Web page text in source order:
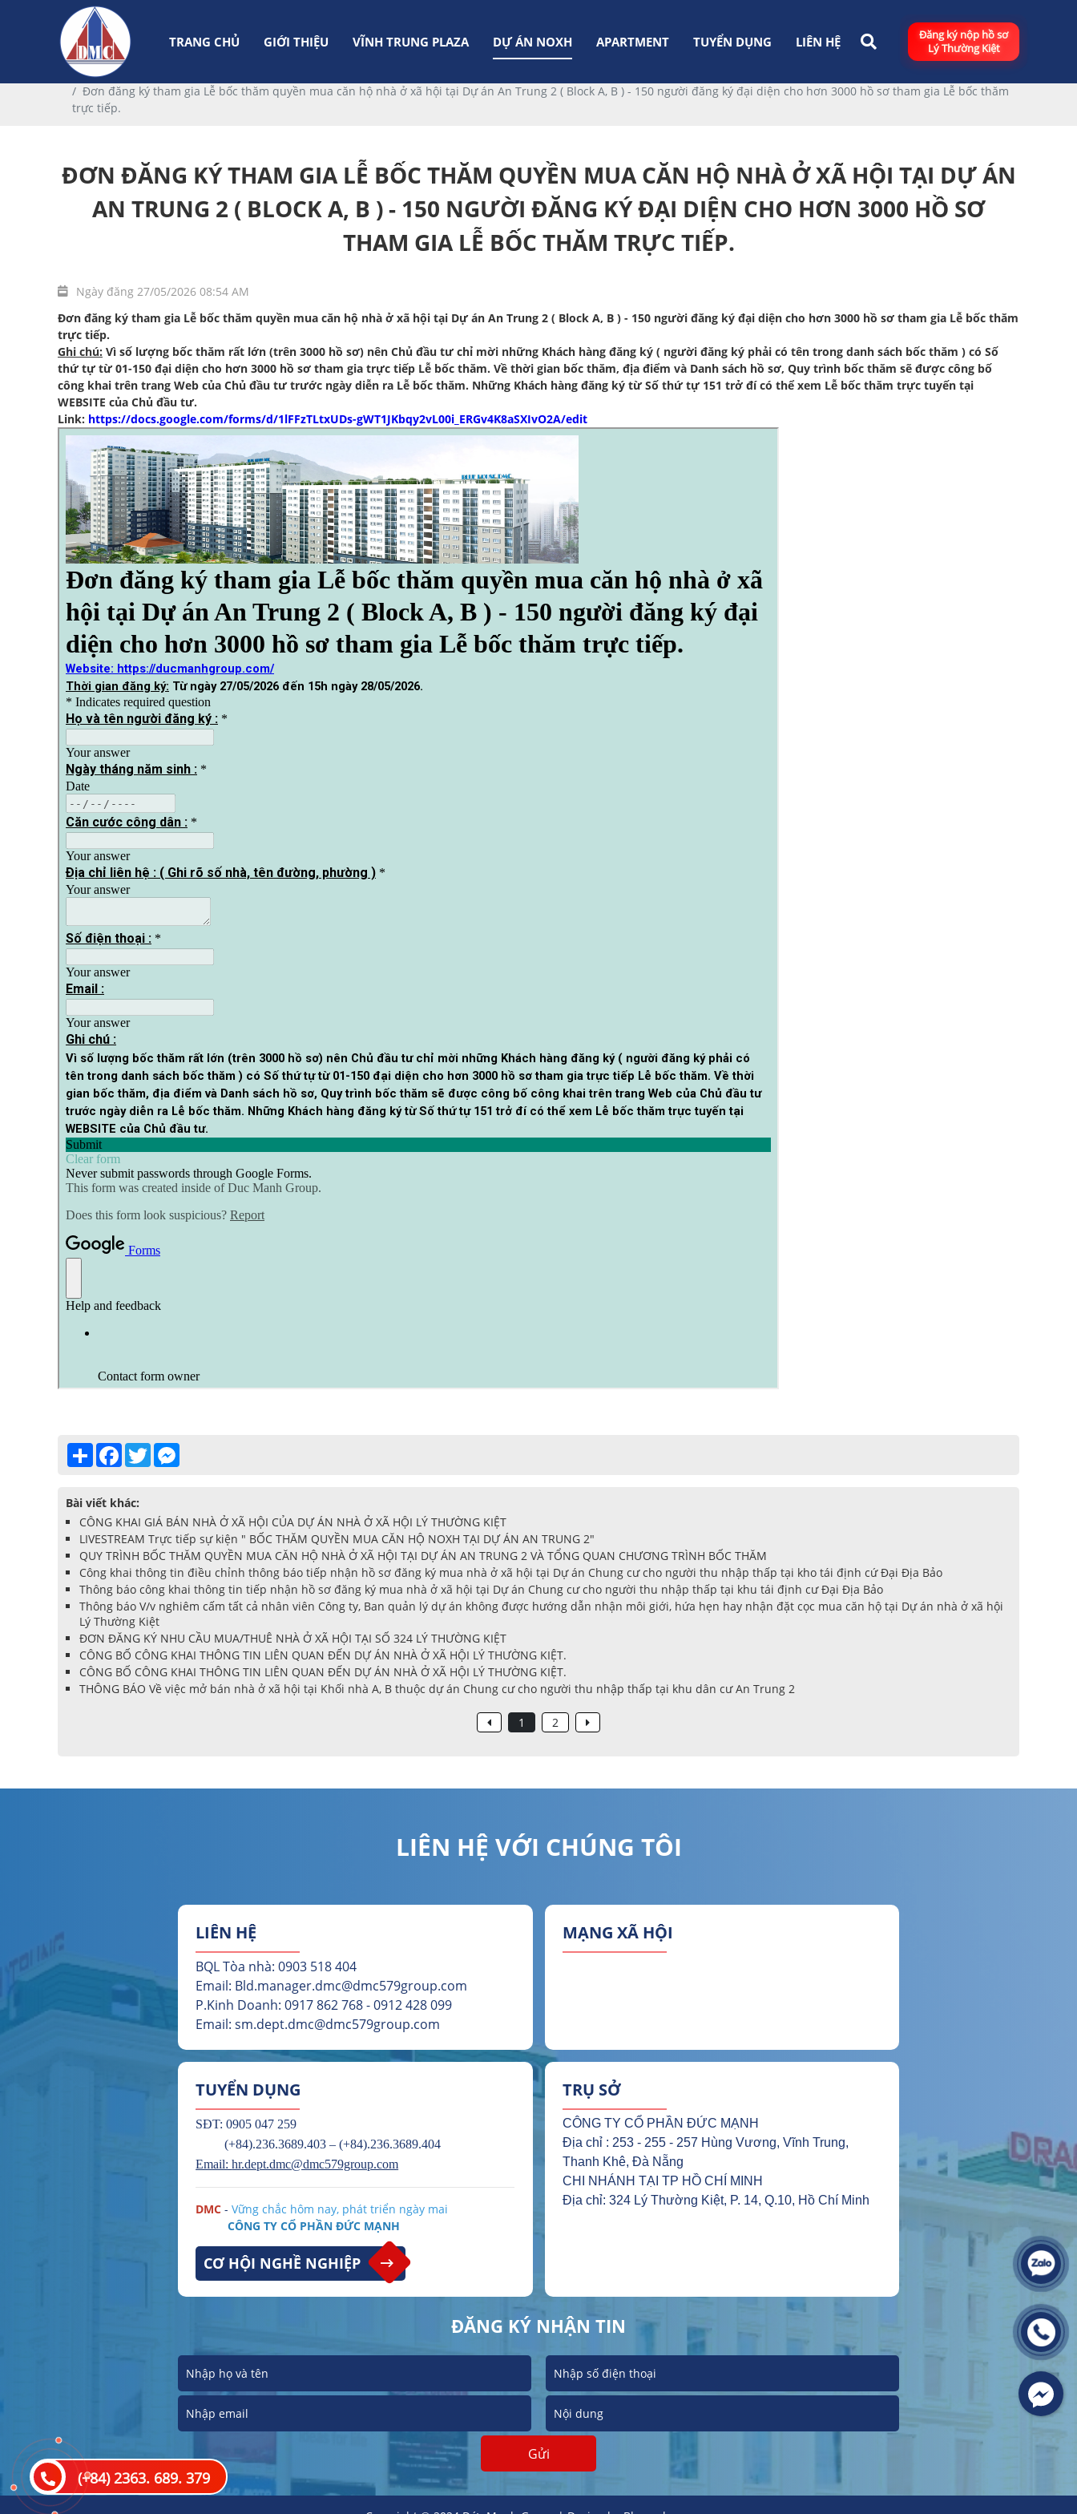
TRANG CHỦ GIỚI THIỆU VĨNH TRUNG PLAZA DỰ ÁN NOXH APARTMENT TUYỂN DỤNG LIÊN HỆ
Đăng ký nộp hồ sơ
Lý Thường Kiệt
Trang chủ
Đơn đăng ký tham gia Lễ bốc thăm quyền mua căn hộ nhà ở xã hội tại Dự án An Trung 2 ( Block A, B ) - 150 người đăng ký đại diện cho hơn 3000 hồ sơ tham gia Lễ bốc thăm
trực tiếp.
ĐƠN ĐĂNG KÝ THAM GIA LỄ BỐC THĂM QUYỀN MUA CĂN HỘ NHÀ Ở XÃ HỘI TẠI DỰ ÁN
AN TRUNG 2 ( BLOCK A, B ) - 150 NGƯỜI ĐĂNG KÝ ĐẠI DIỆN CHO HƠN 3000 HỒ SƠ
THAM GIA LỄ BỐC THĂM TRỰC TIẾP.
Ngày đăng 27/05/2026 08:54 AM
Đơn đăng ký tham gia Lễ bốc thăm quyền mua căn hộ nhà ở xã hội tại Dự án An Trung 2 ( Block A, B ) - 150 người đăng ký đại diện cho hơn 3000 hồ sơ tham gia Lễ bốc thăm
trực tiếp.
Ghi chú: Vì số lượng bốc thăm rất lớn (trên 3000 hồ sơ) nên Chủ đầu tư chỉ mời những Khách hàng đăng ký ( người đăng ký phải có tên trong danh sách bốc thăm ) có Số
thứ tự từ 01-150 đại diện cho hơn 3000 hồ sơ tham gia trực tiếp Lễ bốc thăm. Về thời gian bốc thăm, địa điểm và Danh sách hồ sơ, Quy trình bốc thăm sẽ được công bố
công khai trên trang Web của Chủ đầu tư trước ngày diễn ra Lễ bốc thăm. Những Khách hàng đăng ký từ Số thứ tự 151 trở đí có thể xem Lễ bốc thăm trực tuyến tại
WEBSITE của Chủ đầu tư.
Link: https://docs.google.com/forms/d/1lFFzTLtxUDs-gWT1JKbqy2vL00i_ERGv4K8aSXIvO2A/edit
Share Facebook
Twitter
Bài viết khác:
CÔNG KHAI GIÁ BÁN NHÀ Ở XÃ HỘI CỦA DỰ ÁN NHÀ Ở XÃ HỘI LÝ THƯỜNG KIỆT
LIVESTREAM Trực tiếp sự kiện " BỐC THĂM QUYỀN MUA CĂN HỘ NOXH TẠI DỰ ÁN AN TRUNG 2"
QUY TRÌNH BỐC THĂM QUYỀN MUA CĂN HỘ NHÀ Ở XÃ HỘI TẠI DỰ ÁN AN TRUNG 2 VÀ TỔNG QUAN CHƯƠNG TRÌNH BỐC THĂM
Công khai thông tin điều chỉnh thông báo tiếp nhận hồ sơ đăng ký mua nhà ở xã hội tại Dự án Chung cư cho người thu nhập thấp tại kho tái định cứ Đại Địa Bảo
Thông báo công khai thông tin tiếp nhận hồ sơ đăng ký mua nhà ở xã hội tại Dự án Chung cư cho người thu nhập thấp tại khu tái định cư Đại Địa Bảo
Thông báo V/v nghiêm cấm tất cả nhân viên Công ty, Ban quản lý dự án không được hướng dẫn nhận môi giới, hứa hẹn hay nhận đặt cọc mua căn hộ tại Dự án nhà ở xã hội
Lý Thường Kiệt
ĐƠN ĐĂNG KÝ NHU CẦU MUA/THUÊ NHÀ Ở XÃ HỘI TẠI SỐ 324 LÝ THƯỜNG KIỆT
CÔNG BỐ CÔNG KHAI THÔNG TIN LIÊN QUAN ĐẾN DỰ ÁN NHÀ Ở XÃ HỘI LÝ THƯỜNG KIỆT.
CÔNG BỐ CÔNG KHAI THÔNG TIN LIÊN QUAN ĐẾN DỰ ÁN NHÀ Ở XÃ HỘI LÝ THƯỜNG KIỆT.
THÔNG BÁO Về việc mở bán nhà ở xã hội tại Khối nhà A, B thuộc dự án Chung cư cho người thu nhập thấp tại khu dân cư An Trung 2
1 2
LIÊN HỆ VỚI CHÚNG TÔI
LIÊN HỆ
BQL Tòa nhà: 0903 518 404
Email: Bld.manager.dmc@dmc579group.com
P.Kinh Doanh: 0917 862 768 - 0912 428 099
Email: sm.dept.dmc@dmc579group.com
MẠNG XÃ HỘI
TUYỂN DỤNG
SĐT: 0905 047 259
(+84).236.3689.403 – (+84).236.3689.404
Email:hr.dept.dmc@dmc579group.com
DMC -Vững chắc hôm nay, phát triển ngày mai​
CÔNG TY CỔ PHẦN ĐỨC MẠNH
CƠ HỘI NGHỀ NGHIỆP
TRỤ SỞ
CÔNG TY CỔ PHẦN ĐỨC MẠNH
Địa chỉ : 253 - 255 - 257 Hùng Vương, Vĩnh Trung,
Thanh Khê, Đà Nẵng
CHI NHÁNH TẠI TP HỒ CHÍ MINH
Địa chỉ: 324 Lý Thường Kiệt, P. 14, Q.10, Hồ Chí Minh
ĐĂNG KÝ NHẬN TIN
(+84) 2363. 689. 379